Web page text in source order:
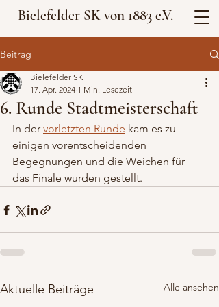
Bielefelder SK von 1883 e.V.
Beitrag
6. Runde Stadtmeisterschaft
Bielefelder SK
17. Apr. 2024 1 Min. Lesezeit
In der vorletzten Runde kam es zu
einigen vorentscheidenden
Begegnungen und die Weichen für
das Finale wurden gestellt.
Aktuelle Beiträge Alle ansehen